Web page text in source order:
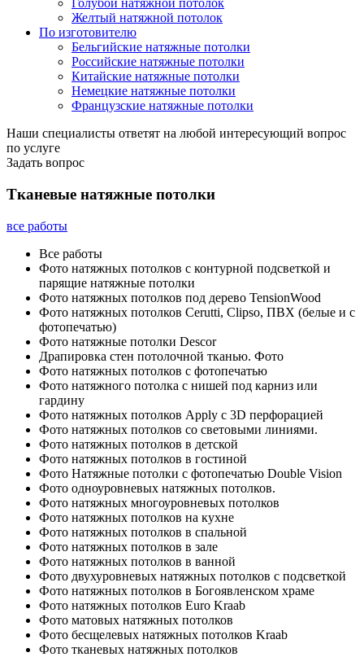
Голубой натяжной потолок
Желтый натяжной потолок
По изготовителю
Бельгийские натяжные потолки
Российские натяжные потолки
Китайские натяжные потолки
Немецкие натяжные потолки
Французские натяжные потолки
Наши специалисты ответят на любой интересующий вопрос
по услуге
Задать вопрос
Тканевые натяжные потолки
все работы
Все работы
Фото натяжных потолков с контурной подсветкой и
парящие натяжные потолки
Фото натяжных потолков под дерево TensionWood
Фото натяжных потолков Cerutti, Clipso, ПВХ (белые и с
фотопечатью)
Фото натяжные потолки Descor
Драпировка стен потолочной тканью. Фото
Фото натяжных потолков с фотопечатью
Фото натяжного потолка с нишей под карниз или
гардину
Фото натяжных потолков Apply с 3D перфорацией
Фото натяжных потолков со световыми линиями.
Фото натяжных потолков в детской
Фото натяжных потолков в гостиной
Фото Натяжные потолки с фотопечатью Double Vision
Фото одноуровневых натяжных потолков.
Фото натяжных многоуровневых потолков
Фото натяжных потолков на кухне
Фото натяжных потолков в спальной
Фото натяжных потолков в зале
Фото натяжных потолков в ванной
Фото двухуровневых натяжных потолков с подсветкой
Фото натяжных потолков в Богоявленском храме
Фото натяжных потолков Euro Kraab
Фото матовых натяжных потолков
Фото бесщелевых натяжных потолков Kraab
Фото тканевых натяжных потолков